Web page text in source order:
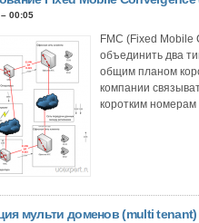
00:05
FMC (Fixed
объединить два
общим планом
компании
коротким
мульти доменов (multi